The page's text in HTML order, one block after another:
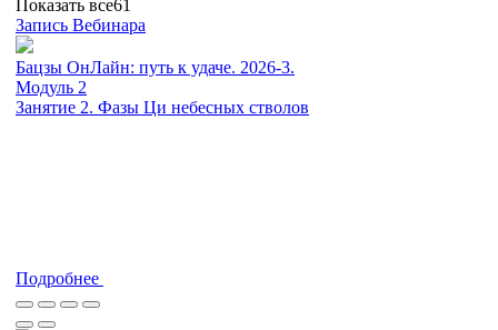
Показать все61
Запись Вебинара
Бацзы ОнЛайн: путь к удаче. 2026-3.
Модуль 2
Занятие 2. Фазы Ци небесных стволов
Подробнее